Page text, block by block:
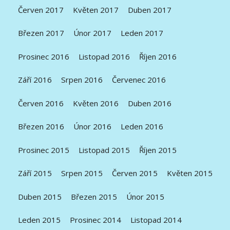
Červen 2017 Květen 2017 Duben 2017
Březen 2017 Únor 2017 Leden 2017
Prosinec 2016 Listopad 2016 Říjen 2016
Září 2016 Srpen 2016 Červenec 2016
Červen 2016 Květen 2016 Duben 2016
Březen 2016 Únor 2016 Leden 2016
Prosinec 2015 Listopad 2015 Říjen 2015
Září 2015 Srpen 2015 Červen 2015 Květen 2015
Duben 2015 Březen 2015 Únor 2015
Leden 2015 Prosinec 2014 Listopad 2014